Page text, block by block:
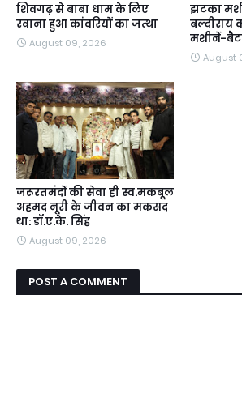
शिवगढ़ से बाबा धाम के लिए
रवाना हुआ कांवरियों का जत्था
August 09, 2026
झटका
बल्दीराय
मशीनें-
August
जरूरतमंदों की सेवा ही स्व.मकबूल
अहमद नूरी के जीवन का मकसद
था: डॉ.ए.के. सिंह
August 09, 2026
POST A COMMENT